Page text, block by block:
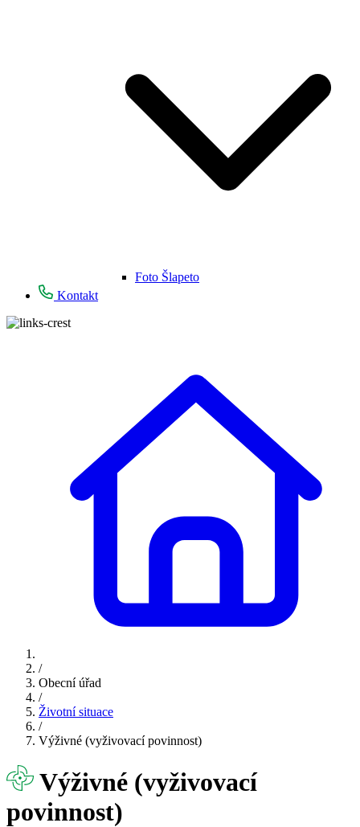
Foto Šlapeto
Kontakt
/
Obecní úřad
/
Životní situace
/
Výživné (vyživovací povinnost)
Výživné (vyživovací
povinnost)